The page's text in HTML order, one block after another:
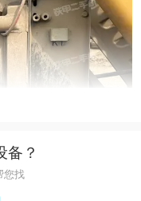
备？
您找